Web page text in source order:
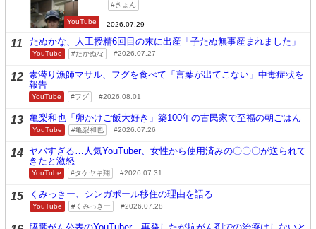
YouTube
きょん
2026.07.29
11 たぬかな、人工授精6回目の末に出産「子たぬ無事産まれました」
YouTube たかぬな 2026.07.27
12 素潜り漁師マサル、フグを食べて「言葉が出てこない」中毒症状を
報告
YouTube フグ 2026.08.01
13 亀梨和也「卵かけご飯大好き」築100年の古民家で至福の朝ごはん
YouTube 亀梨和也 2026.07.26
14 ヤバすぎる…人気YouTuber、女性から使用済みの〇〇〇が送られて
きたと激怒
YouTube タケヤキ翔 2026.07.31
15 くみっきー、シンガポール移住の理由を語る
YouTube くみっきー 2026.07.28